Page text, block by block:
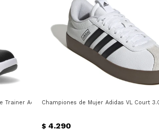
Trainer Adidas - Negro - Blanco
Championes de Mujer Adidas VL Court
$ 4.290